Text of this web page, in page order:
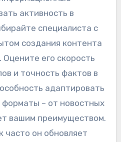
активность в
специалиста с
создания контента
его скорость
и точность фактов в
адаптировать
– от новостных
вашим преимуществом.
часто он обновляет